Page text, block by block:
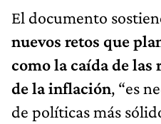
El documento
nuevos retos que
como la caída de las
de la inflación, “es
de políticas más